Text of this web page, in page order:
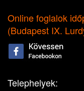
Online foglalok
(Budapest IX.
Telephelyek: